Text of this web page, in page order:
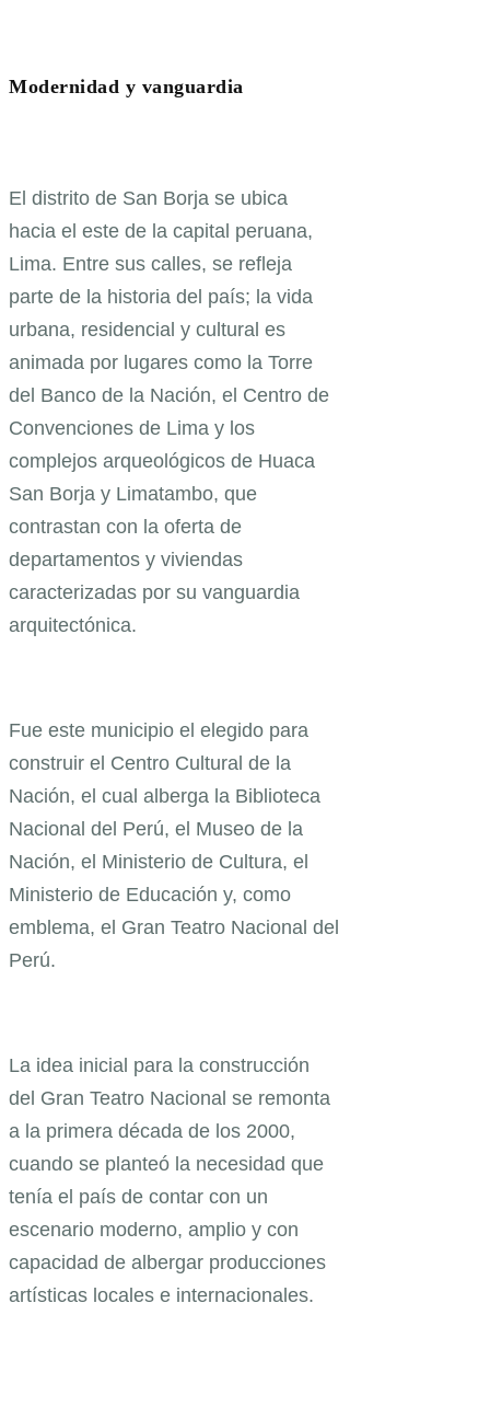
Modernidad y vanguardia
El distrito de San Borja se ubica
hacia el este de la capital peruana,
Lima. Entre sus calles, se refleja
parte de la historia del país; la vida
urbana, residencial y cultural es
animada por lugares como la Torre
del Banco de la Nación, el Centro de
Convenciones de Lima y los
complejos arqueológicos de Huaca
San Borja y Limatambo, que
contrastan con la oferta de
departamentos y viviendas
caracterizadas por su vanguardia
arquitectónica.
Fue este municipio el elegido para
construir el Centro Cultural de la
Nación, el cual alberga la Biblioteca
Nacional del Perú, el Museo de la
Nación, el Ministerio de Cultura, el
Ministerio de Educación y, como
emblema, el Gran Teatro Nacional del
Perú.
La idea inicial para la construcción
del Gran Teatro Nacional se remonta
a la primera década de los 2000,
cuando se planteó la necesidad que
tenía el país de contar con un
escenario moderno, amplio y con
capacidad de albergar producciones
artísticas locales e internacionales.